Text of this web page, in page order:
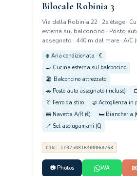
Bilocale Robinia 3
Via della Robinia 22 · 2e étage ·
esterna sul balconcino · Posto
assegnato · 440 m dal mare · A/C
❄️ Aria condizionata · €
🍳 Cucina esterna sul balconcino
🏖️ Balconcino attrezzato
🚗 Posto auto assegnato (incluso)
👔 Ferro da stiro
🤝 Accoglienza in
🚌 Navetta A/R (€)
🛏️ Biancheria
🪥 Set asciugamani (€)
CIN: IT075031B400068763
📷 Photos WA ✉️